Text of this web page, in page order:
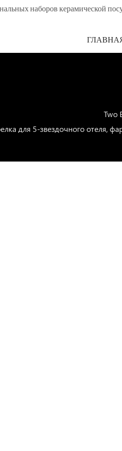
наборов керамической
Two
для 5-звездочного отеля,